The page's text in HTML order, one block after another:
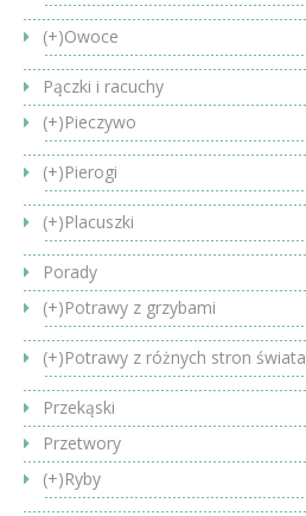
(+)Owoce
Pączki i racuchy
(+)Pieczywo
(+)Pierogi
(+)Placuszki
Porady
(+)Potrawy z grzybami
(+)Potrawy z różnych stron świata
Przekąski
Przetwory
(+)Ryby